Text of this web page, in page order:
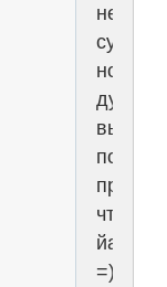
не
но
думаю
вы
поняли
про
что
йа)
=)